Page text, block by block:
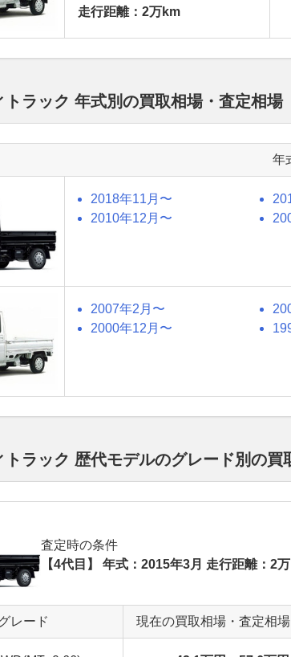
走行距離：2万km
トラック 年式別の買取相場・査定相場
年
2018年11月〜
2010年12月〜
2007年2月〜
2000年12月〜
ラック 歴代モデルのグレード別の買
査定時の条件
【4代目】 年式：2015年3月 走行距離：2
レード 現在の買取相場・査定相場